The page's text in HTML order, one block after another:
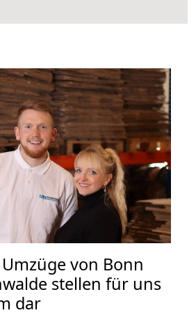
von Bonn
stellen für uns
dar